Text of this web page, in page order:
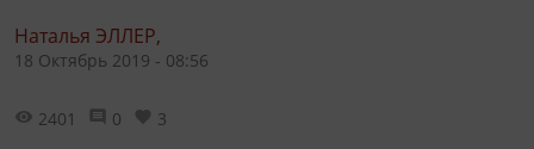
Наталья ЭЛЛЕР,
18 Октябрь 2019 - 08:56
2401 0 3